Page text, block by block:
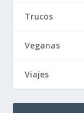
Trucos
Veganas
Viajes